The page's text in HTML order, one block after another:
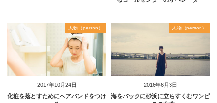
2017年10月24日
人物（person）
化粧を落とすためにヘアバンドをつけ
2016年6月3日
人物（person）
海をバックに砂浜に立ちすくむワンピ